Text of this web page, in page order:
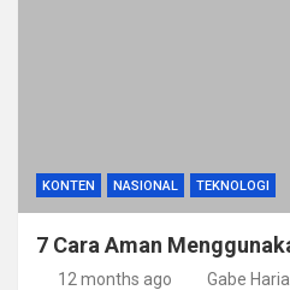
KONTEN NASIONAL TEKNOLOGI
7 Cara Aman
12 months ago Gabe